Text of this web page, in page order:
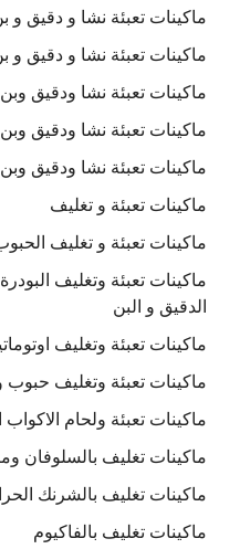
ماكينات تعبئة نشا و دقيق و
ماكينات تعبئة نشا و دقيق و
ماكينات تعبئة نشا ودقيق وبن
ماكينات تعبئة نشا ودقيق وبن
ماكينات تعبئة نشا ودقيق
ماكينات تعبئة و تغليف
ماكينات تعبئة و تغليف
ماكينات تعبئة وتغليف
الدقيق و البن
ماكينات تعبئة وتغليف
ماكينات تعبئة وتغليف
ماكينات تعبئة ولحام الاكواب
ماكينات تغليف بالسلوفان
ماكينات تغليف بالشرنك
ماكينات تغليف بالفاكيوم